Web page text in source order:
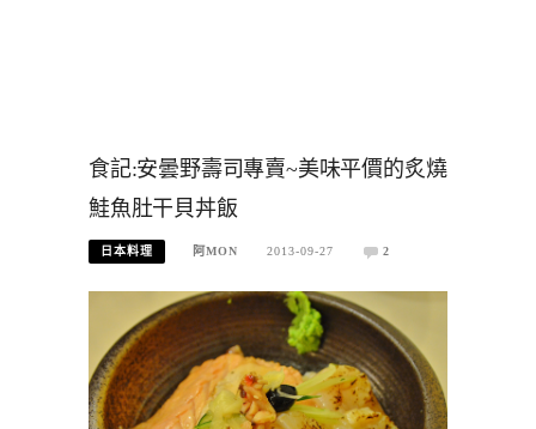
食記:安曇野壽司專賣~美味平價的炙燒
鮭魚肚干貝丼飯
日本料理 阿MON 2013-09-27 2